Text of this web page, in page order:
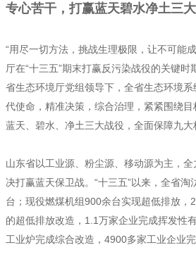
专心苦干，打赢蓝天碧水净土三
“用尽一切方法，挑战生理极限，让不可能
厅在“十三五”期末打赢反污染战役的关键时
省生态环境厅党组领导下，全省生态环境
代使命，精准决策，综合治理，紧紧围绕
蓝天、碧水、净土三大战役，全面保障九大
山东省以工业源、粉尘源、移动源为主，
决打赢蓝天保卫战。“十三五”以来，全省淘
台；现役燃煤机组900余台实现超低排放，
的超低排放改造，1.1万家企业完成挥发性
工业炉完成综合改造，4900多家工业企业